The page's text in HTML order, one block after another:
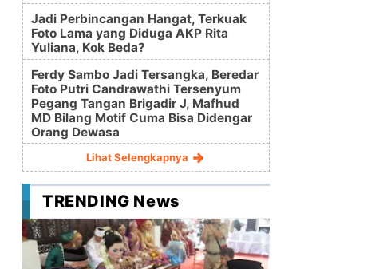
Jadi Perbincangan Hangat, Terkuak
Foto Lama yang Diduga AKP Rita
Yuliana, Kok Beda?
Ferdy Sambo Jadi Tersangka, Beredar
Foto Putri Candrawathi Tersenyum
Pegang Tangan Brigadir J, Mafhud
MD Bilang Motif Cuma Bisa Didengar
Orang Dewasa
Lihat Selengkapnya
TRENDING News